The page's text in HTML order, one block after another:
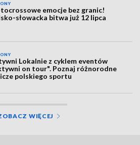
emocje bez granic!
słowacka bitwa już 12 lipca
Lokalnie z cyklem eventów
on tour". Poznaj różnorodne
polskiego sportu
WIĘCEJ